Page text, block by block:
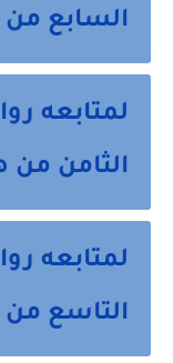
السابع من
لمتابعه
الثامن من
لمتابعه
التاسع من